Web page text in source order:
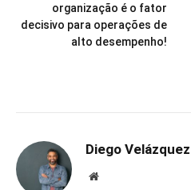
organização é o fator
decisivo para operações de
alto desempenho!
Diego Velázquez
Website